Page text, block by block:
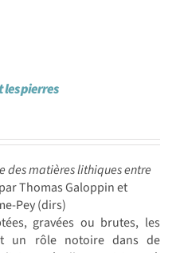
les pierres
des matières lithiques entre
par Thomas Galoppin et
Pey (dirs)
gravées ou brutes, les
un rôle notoire dans de